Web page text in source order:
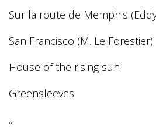
Sur la route de Memphis
San Francisco (M. Le Forestier)
House of the rising sun
Greensleeves
...